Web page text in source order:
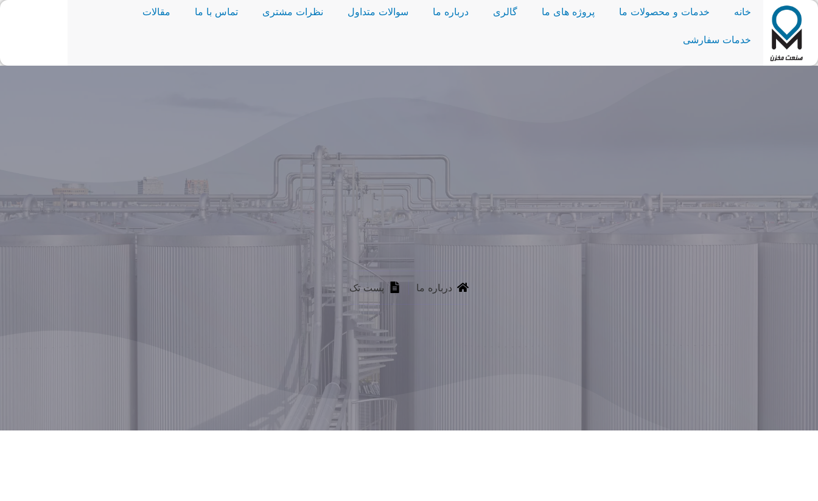
خانه خدمات و محصولات ما پروژه های ما گالری درباره ما سوالات متداول نظرات مشتری تماس با ما مقالات
خدمات سفارشی
درباره ما پست تک